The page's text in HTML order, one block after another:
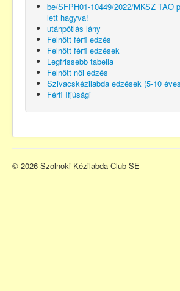
be/SFPH01-10449/2022/MKSZ TAO
lett hagyva!
utánpótlás lány
Felnőtt férfi edzés
Felnőtt férfi edzések
Legfrissebb tabella
Felnőtt női edzés
Szivacskézilabda edzések (5-10
Férfi Ifjúsági
© 2026 Szolnoki Kézilabda Club SE